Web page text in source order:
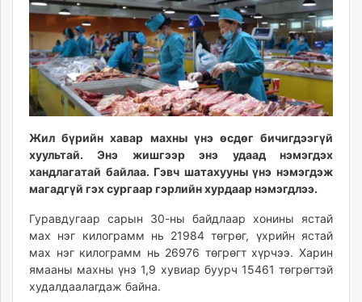
ikon.mn
mnb.mn
Livetv.mn
Eguur.mn
24tsag.mn
shuud.mn
eagle.mn
ergelt.mn
zarig.mn
today.mn
zuv.mn
mminfo.mn
ugluu.mn
urlag.mn
unen.mn
Жил бүрийн хавар махны үнэ өсдөг бичигдээгүй
хуультай. Энэ жишгээр энэ удаад нэмэгдэх
хандлагатай байлаа. Гэвч шатахууны үнэ нэмэгдэж
магадгүй гэх сургаар гэрлийн хурдаар нэмэгдлээ.
Гуравдугаар сарын 30-ны байдлаар хонины ястай
мах нэг килограмм нь 21984 төгрөг, үхрийн ястай
мах нэг килограмм нь 26976 төгрөгт хүрчээ. Харин
ямааны махны үнэ 1,9 хувиар буурч 15461 төгрөгтэй
худалдаалагдаж байна.